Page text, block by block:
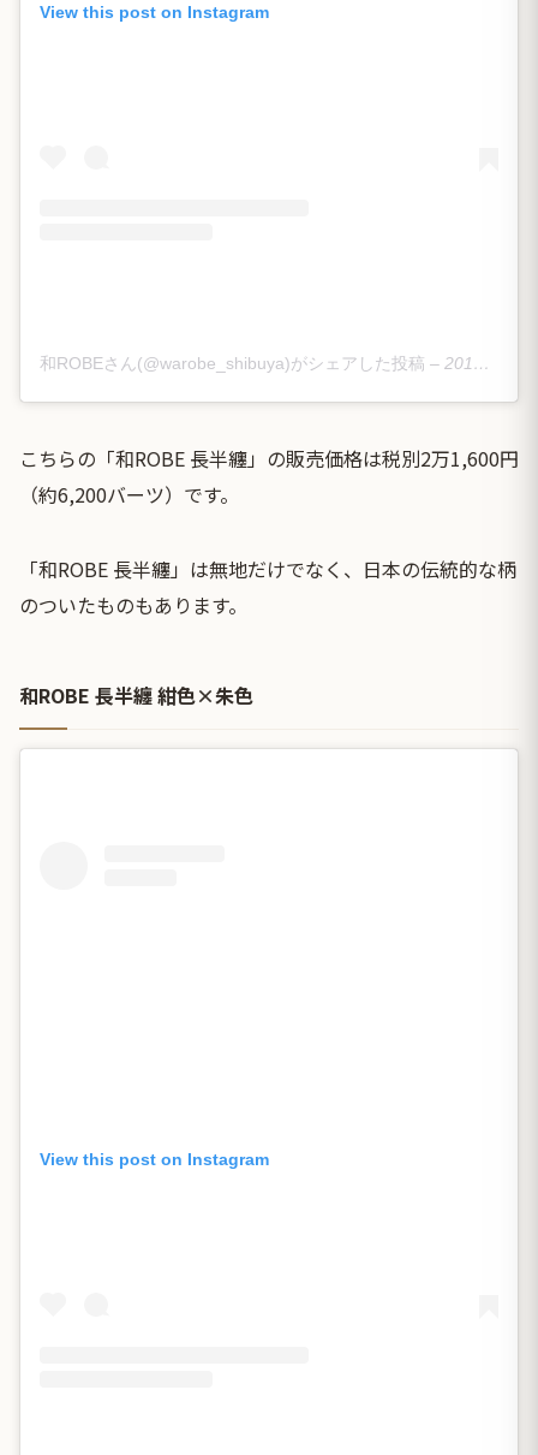
View this post on Instagram
和ROBEさん(@warobe_shibuya)がシェアした投稿 – 2019年 3月月31日午後11時01分PDT
こちらの「和ROBE 長半纏」の販売価格は税別2万1,600円
（約6,200バーツ）です。
「和ROBE 長半纏」は無地だけでなく、日本の伝統的な柄
のついたものもあります。
和ROBE 長半纏 紺色×朱色
View this post on Instagram